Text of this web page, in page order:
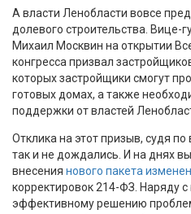
А власти Ленобласти вовсе
долевого строительства. Вице-
Михаил Москвин на открытии
конгресса призвал
которых застройщики смогут
готовых домах, а также
поддержки от властей
Отклика на этот призыв, судя
так и не дождались. И на днях
внесения нового пакета
корректировок 214-ФЗ. Наряду
эффективному решению